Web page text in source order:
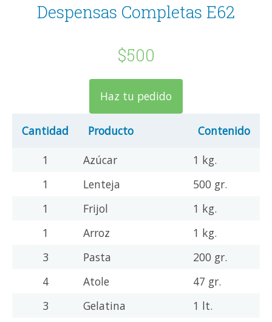
Despensas Completas E62
$500
Haz tu pedido
Cantidad Producto
Contenido
1
Azúcar
1 kg.
1
Lenteja
500 gr.
1
Frijol
1 kg.
1
Arroz
1 kg.
3
Pasta
200 gr.
4
Atole
47 gr.
3
Gelatina
1 lt.